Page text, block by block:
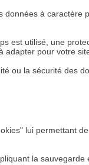
données à
est utilisé, une
adapter pour votre
ou la sécurité des
lui permettant
la